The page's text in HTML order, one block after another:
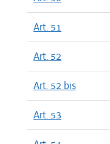
Art. 51
Art. 52
Art. 52 bis
Art. 53